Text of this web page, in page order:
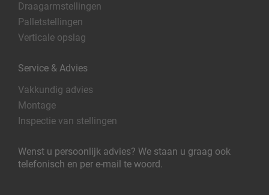
Draagarmstellingen
Palletstellingen
Verticale opslag
Service & Advies
Vakkundig advies
Montage
Inspectie van stellingen
Wenst u persoonlijk advies? We staan u graag ook
telefonisch en per e-mail te woord.